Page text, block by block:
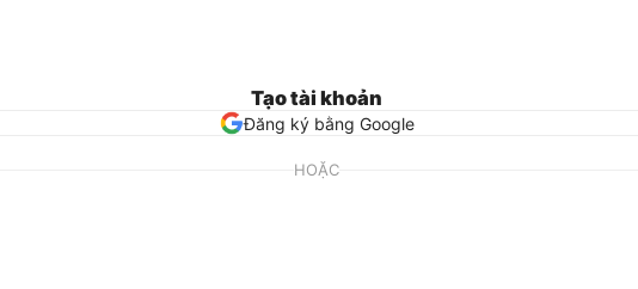
Tạo tài khoản
Đăng ký bằng Google
HOẶC